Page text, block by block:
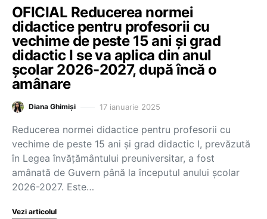
OFICIAL Reducerea normei
didactice pentru profesorii cu
vechime de peste 15 ani și grad
didactic I se va aplica din anul
școlar 2026-2027, după încă o
amânare
Diana Ghimiși 17 ianuarie 2025
Reducerea normei didactice pentru profesorii cu
vechime de peste 15 ani și grad didactic I, prevăzută
în Legea învățământului preuniversitar, a fost
amânată de Guvern până la începutul anului școlar
2026-2027. Este…
Vezi articolul